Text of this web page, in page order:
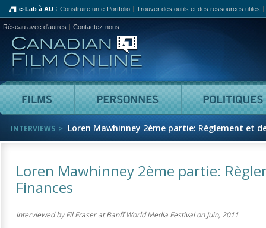
e-Lab à AU Construire un e-Portfolio Trouver des outils et des ressources utiles
Réseau avec d'autres Contactez-nous
Canadian Film Online
Films Personnes
INTERVIEWS Loren Mawhinney 2ème partie: Règlement et
Loren Mawhinney 2ème partie:
Finances
Interviewed by Fil Fraser at Banff World Media Festival onJuin, 2011